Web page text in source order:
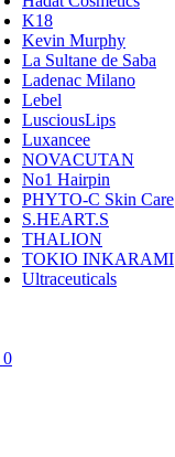
K18
Kevin Murphy
La Sultane de Saba
Ladenac Milano
Lebel
LusciousLips
Luxancee
NOVACUTAN
No1 Hairpin
PHYTO-C Skin Care
S.HEART.S
THALION
TOKIO INKARAMI
Ultraceuticals
0